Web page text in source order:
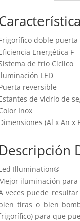
doble
Energética F
de frío Cíclico
LED
reversible
de vidrio de
Inox
(Al x An x
Descripción
Illumination®
iluminación
veces puede
tiras o bien
para que